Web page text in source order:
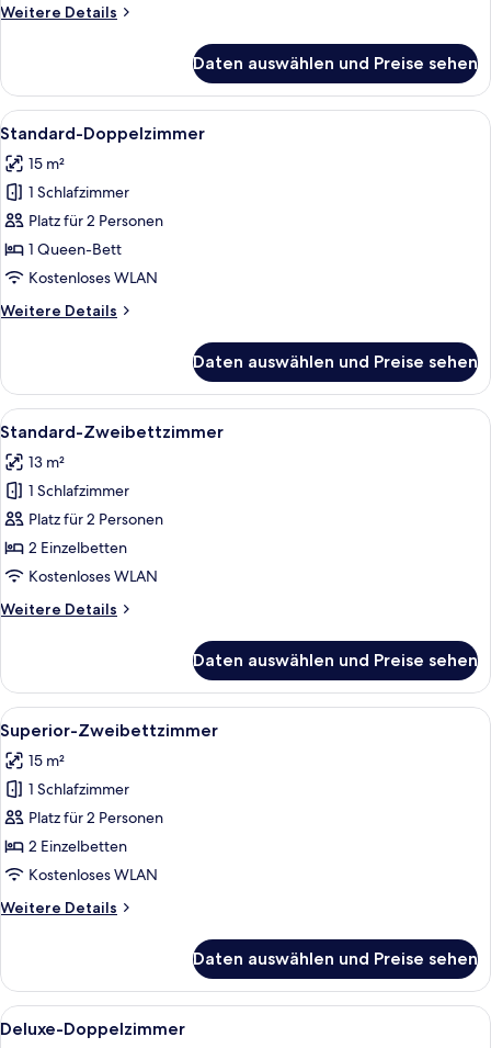
Weitere Details
Weitere
Doppelzimmer
Daten auswählen und Preise sehen
Alle
Fotos
für
Standard-
Doppelzimmer
anzeigen
Ein modernes Hotelzimmer mit
7
Standard-Doppelzimmer
15 m²
1 Schlafzimmer
Platz für 2 Personen
1 Queen-Bett
Kostenloses WLAN
Weitere Details
Weitere
Doppelzimmer
Daten auswählen und Preise sehen
Alle
Fotos
für
Standard-
Zweibettzimmer
anzeigen
Ein Hotelzimmer mit zwei Betten,
6
Standard-Zweibettzimmer
13 m²
1 Schlafzimmer
Platz für 2 Personen
2 Einzelbetten
Kostenloses WLAN
Weitere Details
Weitere
Zweibettzimmer
Daten auswählen und Preise sehen
Alle
Fotos
für
Superior-
Zweibettzimmer
anzeigen
Ein modernes Hotelzimmer mit
6
Superior-Zweibettzimmer
15 m²
1 Schlafzimmer
Platz für 2 Personen
2 Einzelbetten
Kostenloses WLAN
Weitere Details
Weitere
Zweibettzimmer
Daten auswählen und Preise sehen
Alle
Fotos
Deluxe-Doppelzimmer |
9
Deluxe-Doppelzimmer